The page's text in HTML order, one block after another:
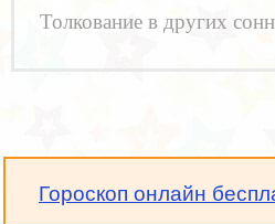
Толкование в других
Гороскоп онлайн